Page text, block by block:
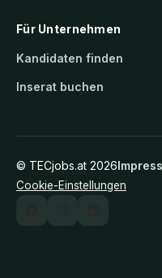
Für Unternehmen
Kandidaten finden
Inserat buchen
© TECjobs.at 2026
Cookie-Einstellungen